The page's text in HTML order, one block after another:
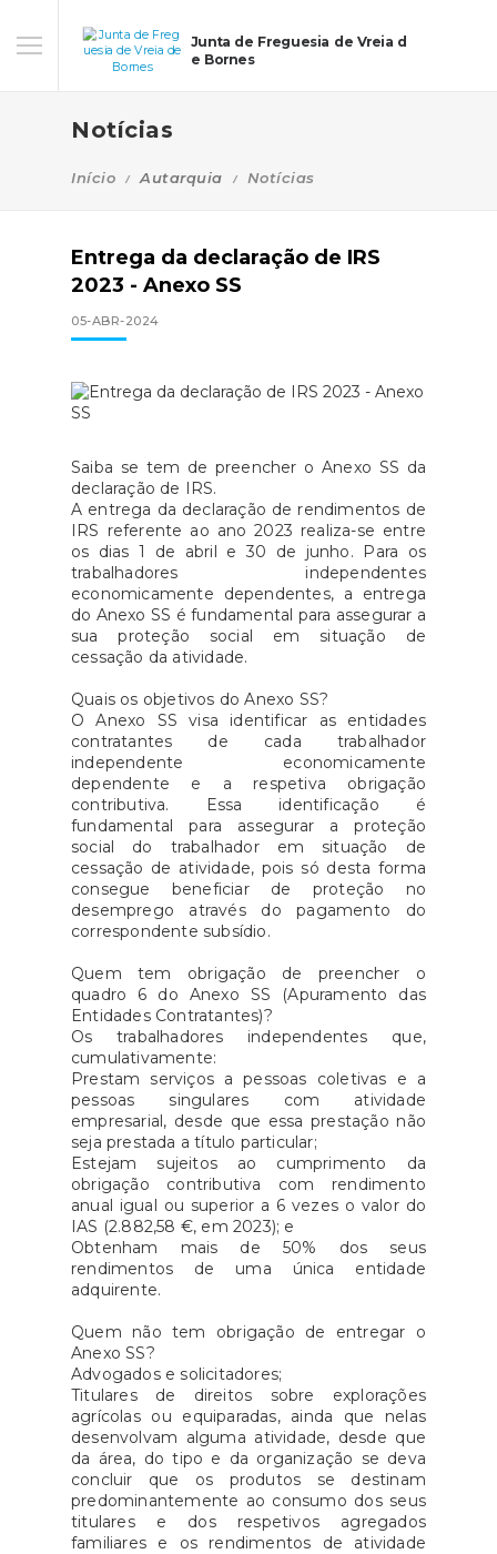
Junta de Freguesia de Vreia d
e Bornes
Notícias
Início Autarquia Notícias
Entrega da declaração de IRS
2023 - Anexo SS
05-ABR-2024
Saiba se tem de preencher o Anexo SS da
declaração de IRS.
A entrega da declaração de rendimentos de
IRS referente ao ano 2023 realiza-se entre
os dias 1 de abril e 30 de junho. Para os
trabalhadores independentes
economicamente dependentes, a entrega
do Anexo SS é fundamental para assegurar a
sua proteção social em situação de
cessação da atividade.
Quais os objetivos do Anexo SS?
O Anexo SS visa identificar as entidades
contratantes de cada trabalhador
independente economicamente
dependente e a respetiva obrigação
contributiva. Essa identificação é
fundamental para assegurar a proteção
social do trabalhador em situação de
cessação de atividade, pois só desta forma
consegue beneficiar de proteção no
desemprego através do pagamento do
correspondente subsídio.
Quem tem obrigação de preencher o
quadro 6 do Anexo SS (Apuramento das
Entidades Contratantes)?
Os trabalhadores independentes que,
cumulativamente:
Prestam serviços a pessoas coletivas e a
pessoas singulares com atividade
empresarial, desde que essa prestação não
seja prestada a título particular;
Estejam sujeitos ao cumprimento da
obrigação contributiva com rendimento
anual igual ou superior a 6 vezes o valor do
IAS (2.882,58 €, em 2023); e
Obtenham mais de 50% dos seus
rendimentos de uma única entidade
adquirente.
Quem não tem obrigação de entregar o
Anexo SS?
Advogados e solicitadores;
Titulares de direitos sobre explorações
agrícolas ou equiparadas, ainda que nelas
desenvolvam alguma atividade, desde que
da área, do tipo e da organização se deva
concluir que os produtos se destinam
predominantemente ao consumo dos seus
titulares e dos respetivos agregados
familiares e os rendimentos de atividade